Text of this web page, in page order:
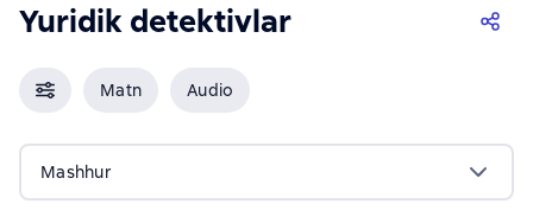
Yuridik detektivlar
Matn Audio
Mashhur